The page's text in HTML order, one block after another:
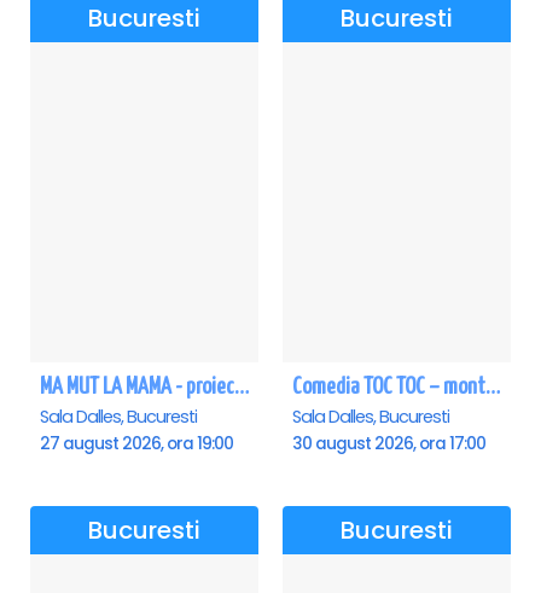
Bucuresti
MA MUT LA MAMA - proiectie film Dalles
Sala Dalles, Bucuresti
27 august 2026, ora 19:00
Bucuresti
Comedia TOC TOC – montarea originală
Sala Dalles, Bucuresti
30 august 2026, ora 17:00
Bucuresti Bucuresti